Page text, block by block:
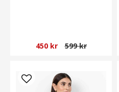
450 kr 599 kr